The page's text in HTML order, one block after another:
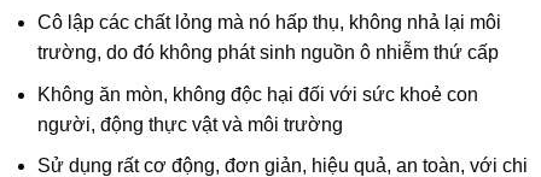
Cô lập các chất lỏng mà nó hấp thụ, không nhả lại môi
trường, do đó không phát sinh nguồn ô nhiễm thứ cấp
Không ăn mòn, không độc hại đối với sức khoẻ con
người, động thực vật và môi trường
Sử dụng rất cơ động, đơn giản, hiệu quả, an toàn, với chi